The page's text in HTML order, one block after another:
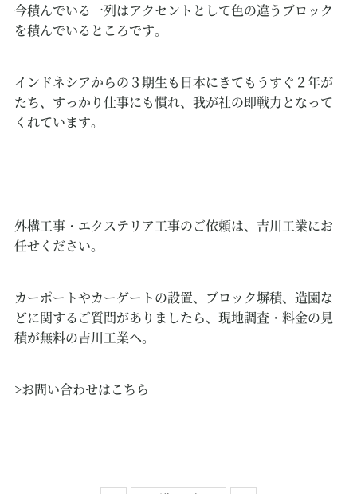
今積んでいる一列はアクセントとして色の違うブロック
を積んでいるところです。
インドネシアからの３期生も日本にきてもうすぐ２年が
たち、すっかり仕事にも慣れ、我が社の即戦力となって
くれています。
外構工事・エクステリア工事のご依頼は、吉川工業にお
任せください。
カーポートやカーゲートの設置、ブロック塀積、造園な
どに関するご質問がありましたら、現地調査・料金の見
積が無料の吉川工業へ。
>お問い合わせはこちら